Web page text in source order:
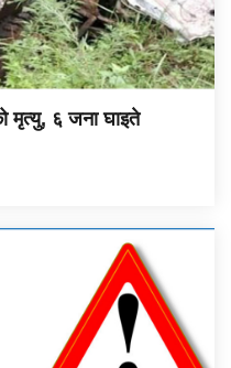
मृत्यु, ६ जना घाइते